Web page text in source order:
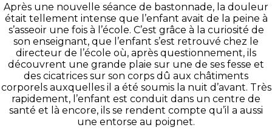
Après une nouvelle séance de bastonnade, la douleur
était tellement intense que l’enfant avait de la peine à
s’asseoir une fois à l’école. C’est grâce à la curiosité de
son enseignant, que l’enfant s’est retrouvé chez le
directeur de l’école où, après questionnement, ils
découvrent une grande plaie sur une de ses fesse et
des cicatrices sur son corps dû aux châtiments
corporels auxquelles il a été soumis la nuit d’avant. Très
rapidement, l’enfant est conduit dans un centre de
santé et là encore, ils se rendent compte qu’il a aussi
une entorse au poignet.